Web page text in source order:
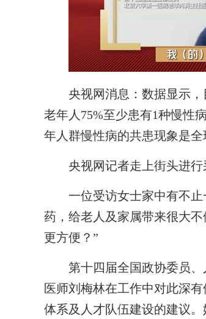
央视网消息：数据显示，
老年人75%至少患有1种慢性
年人群慢性病的共患现象是全
央视网记者走上街头进行
一位受访女士家中有不止
药，给老人及家属带来很大
更方便？”
第十四届全国政协委员、
医师刘梅林在工作中对此深
体系及人才队伍建设的建议